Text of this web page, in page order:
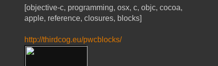
[objective-c, programming, osx, c, objc, cocoa,
apple, reference, closures, blocks]
http://thirdcog.eu/pwcblocks/